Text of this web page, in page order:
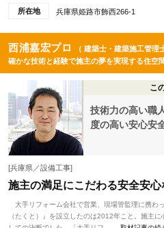
所在地 兵庫県姫路市飾西266-1
西浦嘉宏プロ
（ 建築士・建築施工管理
確かな技術と経験で施主の夢を実現する住空
こ
技術力の高い職
度の高い安心安
[兵庫県／設備工事]
施主の満足にこだわる安全安
大手リフォーム会社で営業、現場管監理に携わ
（たくと）』を設立したのは2012年こと。施主